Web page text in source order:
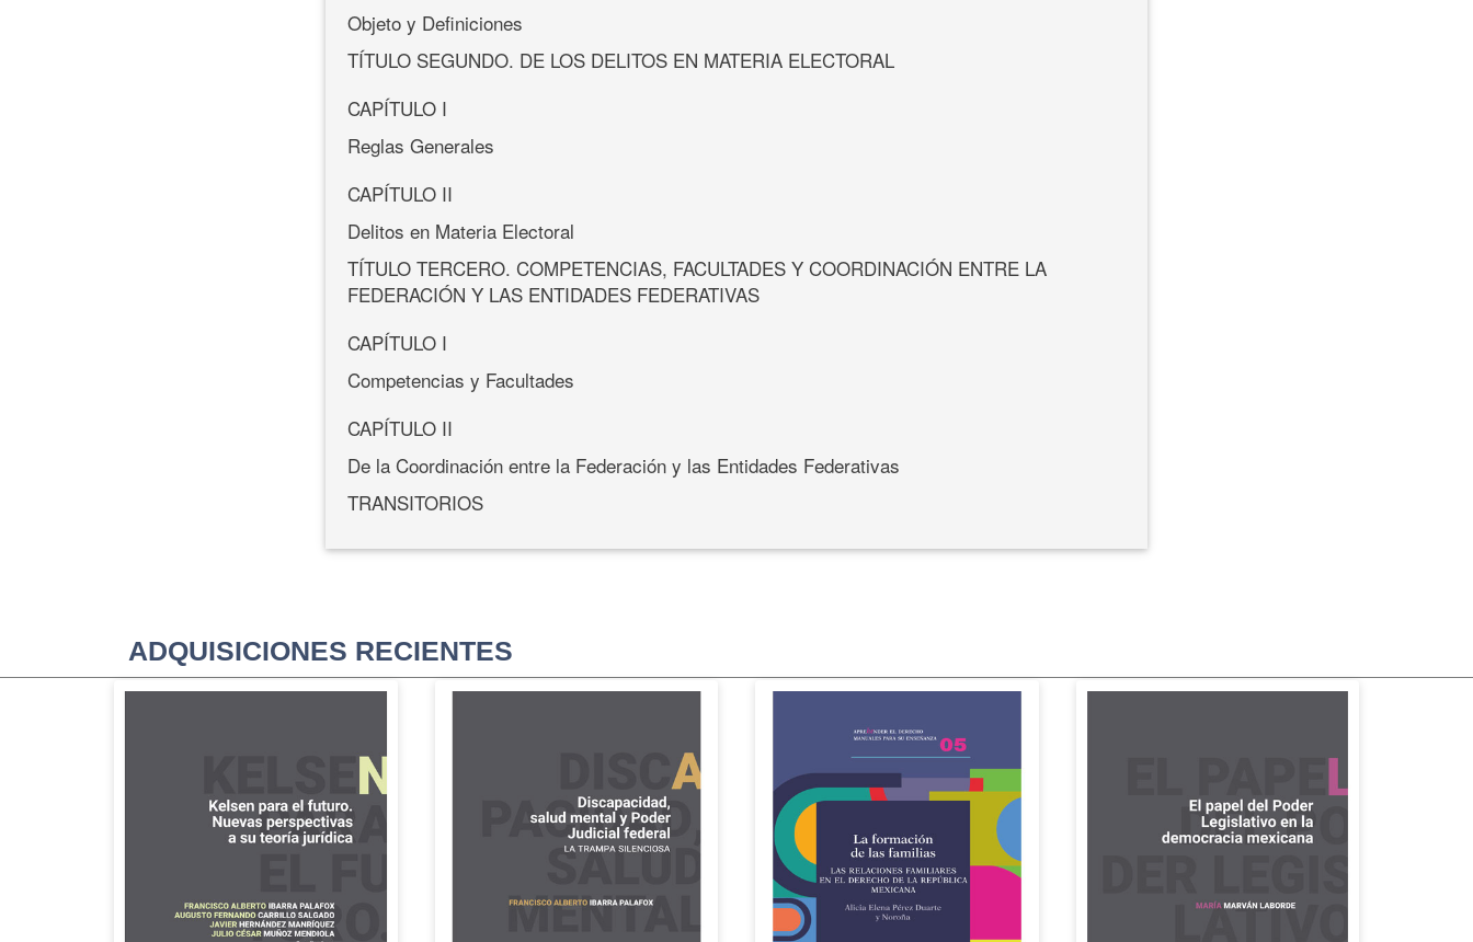
Objeto y Definiciones
TÍTULO SEGUNDO. DE LOS DELITOS EN MATERIA ELECTORAL
CAPÍTULO I
Reglas Generales
CAPÍTULO II
Delitos en Materia Electoral
TÍTULO TERCERO. COMPETENCIAS, FACULTADES Y COORDINACIÓN ENTRE LA
FEDERACIÓN Y LAS ENTIDADES FEDERATIVAS
CAPÍTULO I
Competencias y Facultades
CAPÍTULO II
De la Coordinación entre la Federación y las Entidades Federativas
TRANSITORIOS
ADQUISICIONES RECIENTES